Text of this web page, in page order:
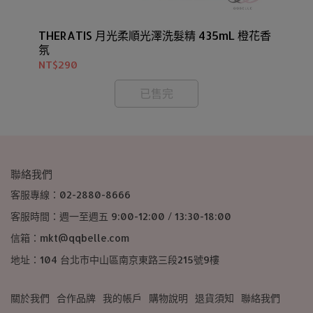
THERATIS 月光柔順光澤洗髮精 435mL 橙花香
氛
NT$290
已售完
聯絡我們
客服專線：02-2880-8666
客服時間：週一至週五 9:00-12:00 / 13:30-18:00
信箱：mkt@qqbelle.com
地址：104 台北市中山區南京東路三段215號9樓
關於我們 合作品牌 我的帳戶 購物說明 退貨須知 聯絡我們